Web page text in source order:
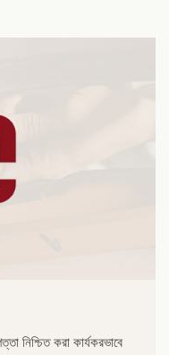
নিশ্চিত করা কার্যকরভাবে